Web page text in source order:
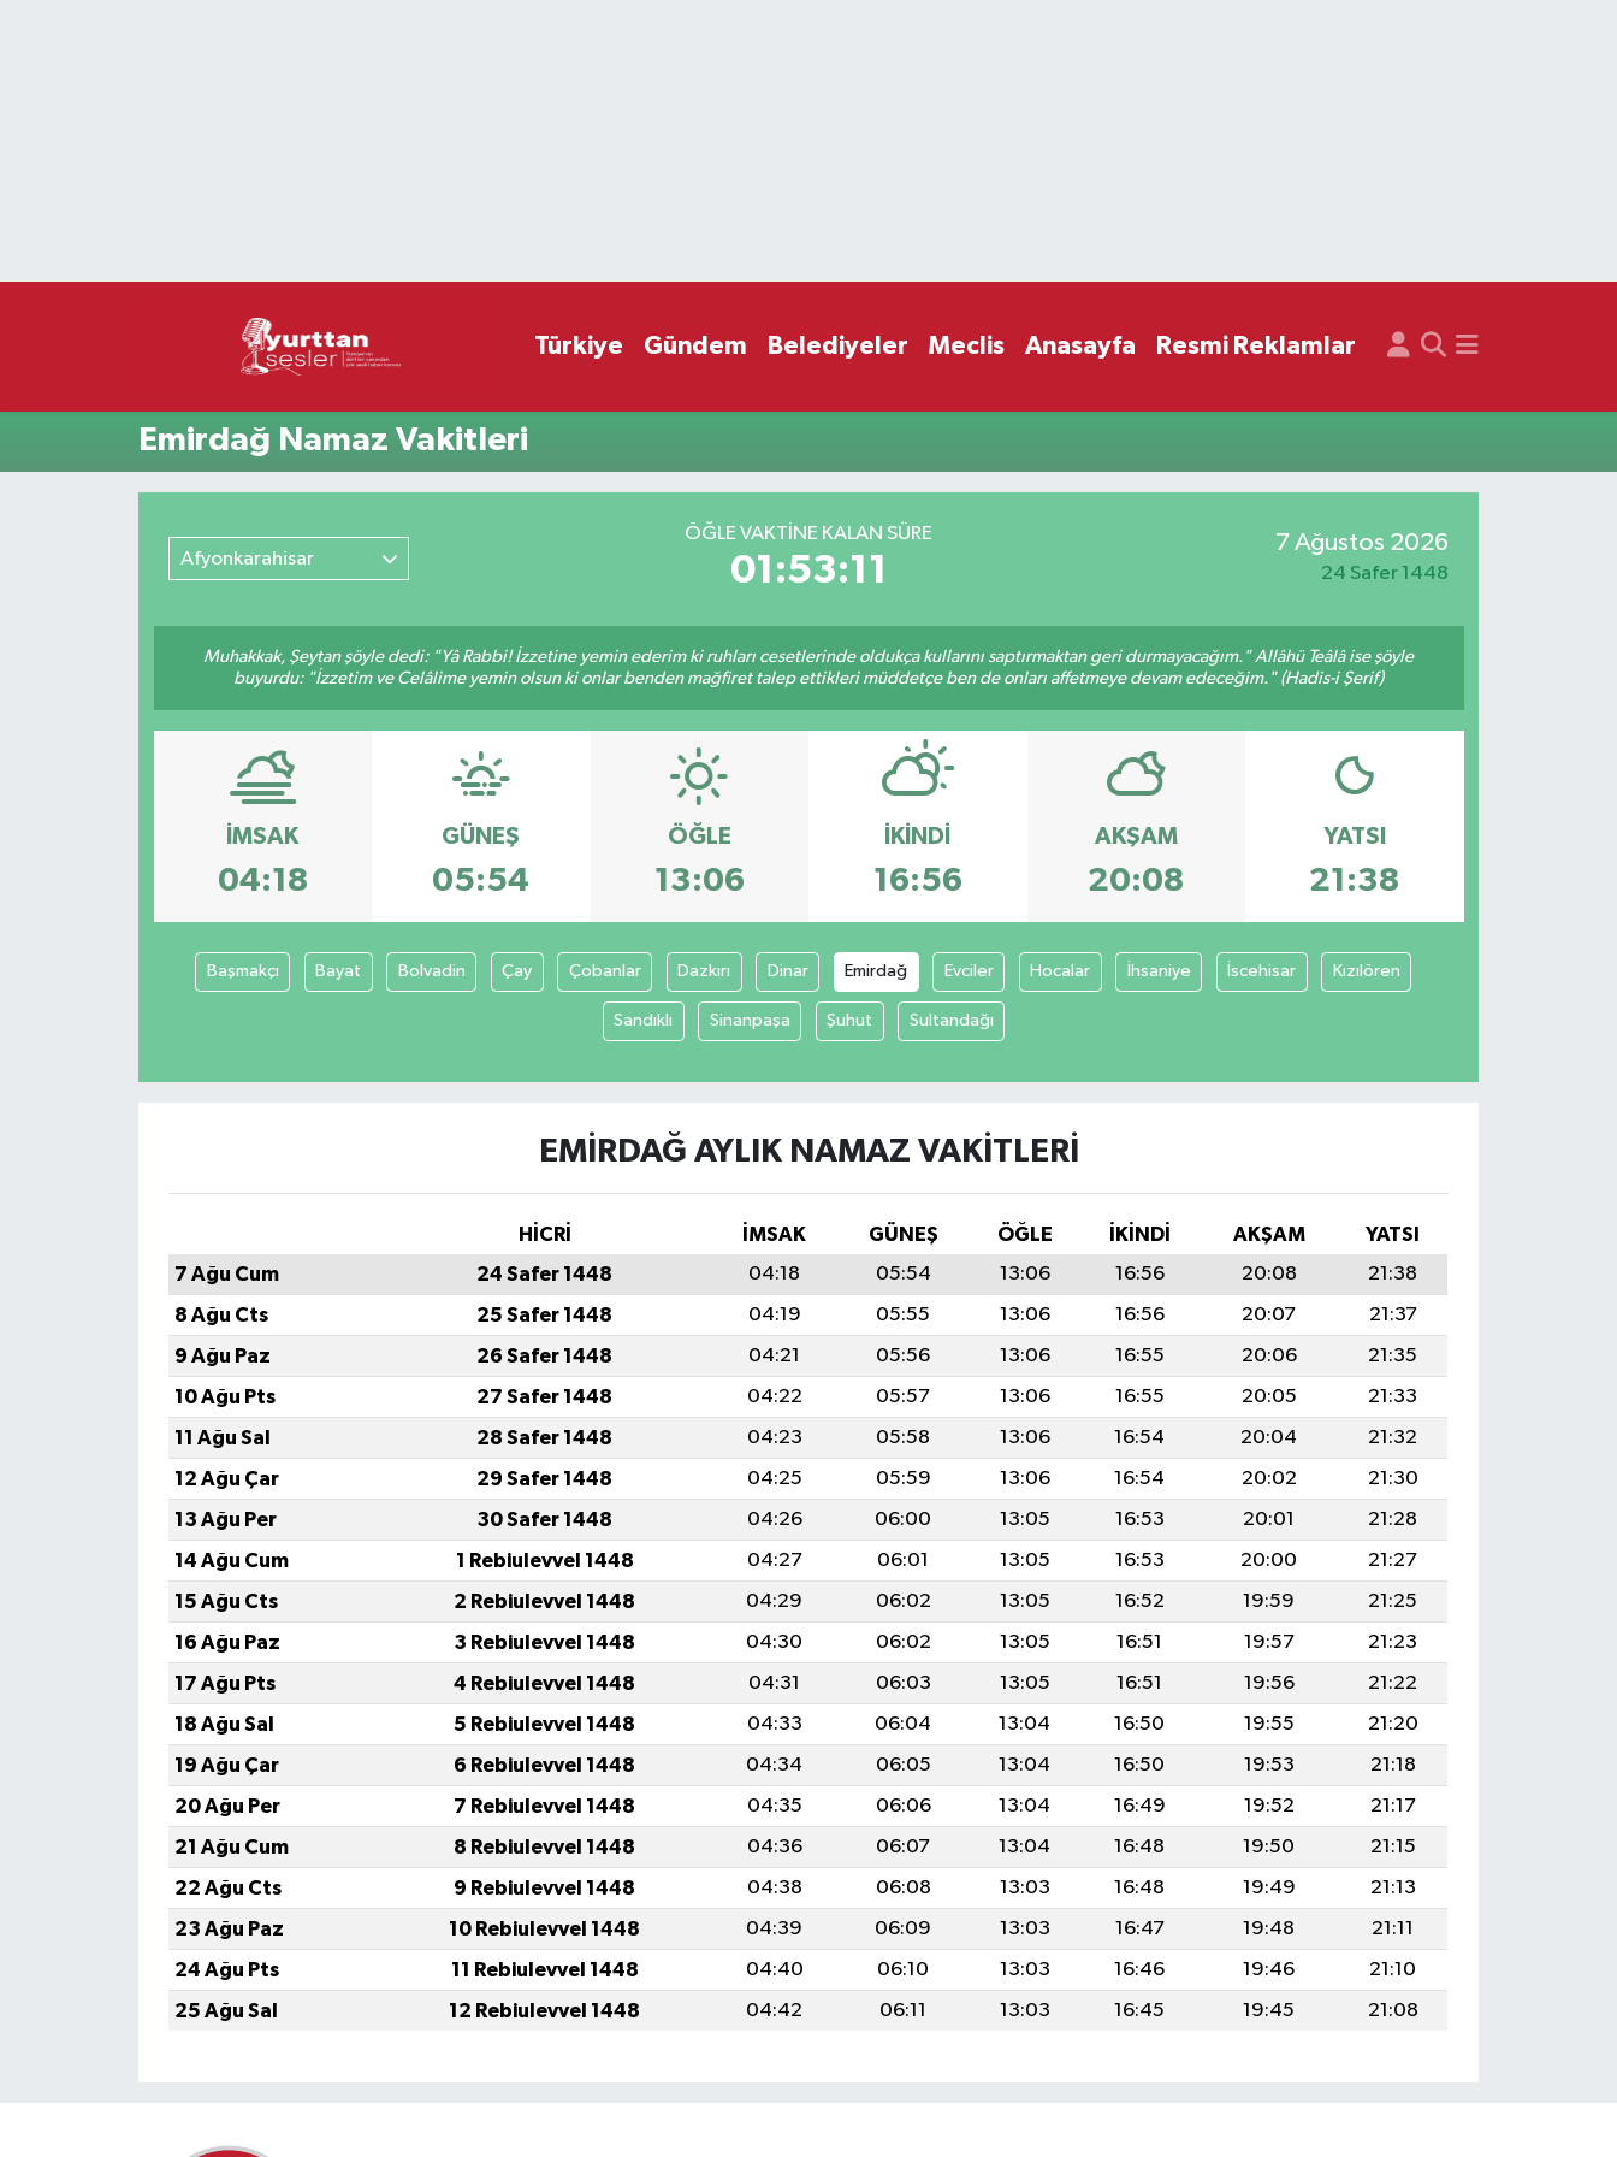
Türkiye Gündem Belediyeler Meclis Anasayfa Resmi Reklamlar
Emirdağ Namaz Vakitleri
Afyonkarahisar
ÖĞLE VAKTİNE KALAN SÜRE
01:53:11
7 Ağustos 2026
24 Safer 1448
Muhakkak, Şeytan şöyle dedi: "Yâ Rabbi! İzzetine yemin ederim ki ruhları cesetlerinde oldukça kullarını saptırmaktan geri durmayacağım." Allâhü Teâlâ ise şöyle
buyurdu: "İzzetim ve Celâlime yemin olsun ki onlar benden mağfiret talep ettikleri müddetçe ben de onları affetmeye devam edeceğim." (Hadis-i Şerif)
İMSAK
04:18
GÜNEŞ
05:54
ÖĞLE
13:06
İKINDI
16:56
AKŞAM
20:08
YATSI
21:38
Başmakçı Bayat Bolvadin Çay Çobanlar Dazkırı Dinar Emirdağ Evciler Hocalar İhsaniye İscehisar Kızılören
Sandıklı Sinanpaşa Şuhut Sultandağı
EMIRDAĞ AYLIK NAMAZ VAKITLERI
HİCRİ İMSAK GÜNEŞ ÖĞLE İKINDI AKŞAM
YATSI
7 Ağu Cum
24 Safer 1448 04:18 05:54 13:06 16:56 20:08
21:38
8 Ağu Cts
25 Safer 1448 04:19 05:55 13:06 16:56 20:07
21:37
9 Ağu Paz
26 Safer 1448 04:21 05:56 13:06 16:55 20:06
21:35
10 Ağu Pts
27 Safer 1448 04:22 05:57 13:06 16:55 20:05
21:33
11 Ağu Sal
28 Safer 1448 04:23 05:58 13:06 16:54 20:04
21:32
12 Ağu Çar
29 Safer 1448 04:25 05:59 13:06 16:54 20:02
21:30
13 Ağu Per
30 Safer 1448 04:26 06:00 13:05 16:53 20:01
21:28
14 Ağu Cum
1 Rebiulevvel 1448 04:27 06:01 13:05 16:53 20:00
21:27
15 Ağu Cts
2 Rebiulevvel 1448 04:29 06:02 13:05 16:52 19:59
21:25
16 Ağu Paz
3 Rebiulevvel 1448 04:30 06:02 13:05 16:51 19:57
21:23
17 Ağu Pts
4 Rebiulevvel 1448 04:31 06:03 13:05 16:51 19:56
21:22
18 Ağu Sal
5 Rebiulevvel 1448 04:33 06:04 13:04 16:50 19:55
21:20
19 Ağu Çar
6 Rebiulevvel 1448 04:34 06:05 13:04 16:50 19:53
21:18
20 Ağu Per
7 Rebiulevvel 1448 04:35 06:06 13:04 16:49 19:52
21:17
21 Ağu Cum
8 Rebiulevvel 1448 04:36 06:07 13:04 16:48 19:50
21:15
22 Ağu Cts
9 Rebiulevvel 1448 04:38 06:08 13:03 16:48 19:49
21:13
23 Ağu Paz
10 Rebiulevvel 1448 04:39 06:09 13:03 16:47 19:48
21:11
24 Ağu Pts
11 Rebiulevvel 1448 04:40 06:10 13:03 16:46 19:46
21:10
25 Ağu Sal
12 Rebiulevvel 1448 04:42 06:11 13:03 16:45 19:45 21:08
Süper Lig Puan Durumu ve Fikstür
Son Dakika Haberleri